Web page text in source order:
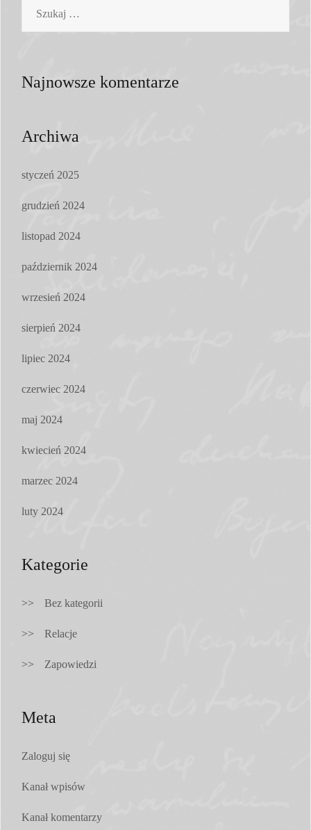
Najnowsze komentarze
Archiwa
styczeń 2025
grudzień 2024
listopad 2024
październik 2024
wrzesień 2024
sierpień 2024
lipiec 2024
czerwiec 2024
maj 2024
kwiecień 2024
marzec 2024
luty 2024
Kategorie
Bez kategorii
Relacje
Zapowiedzi
Meta
Zaloguj się
Kanał wpisów
Kanał komentarzy